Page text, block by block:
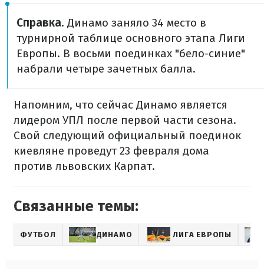
Справка. Динамо заняло 34 место в
турнирной таблице основного этапа Лиги
Европы. В восьми поединках "бело-синие"
набрали четыре зачетных балла.
Напомним, что сейчас Динамо является
лидером УПЛ после первой части сезона.
Свой следующий официальный поединок
киевляне проведут 23 февраля дома
против львовских Карпат.
Связанные темы:
ФУТБОЛ ДИНАМО ЛИГА ЕВРОПЫ